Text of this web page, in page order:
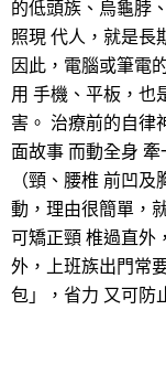
的低頭族、烏龜脖
照現 代人，就是長
因此，電腦或筆電
用 手機、平板，也
害。 治療前的自律
面故事 而動全身
（頸、腰椎 前凹
動，理由很簡單，
可矯正頸 椎過直外
外，上班族出門常
包」，省力 又可防